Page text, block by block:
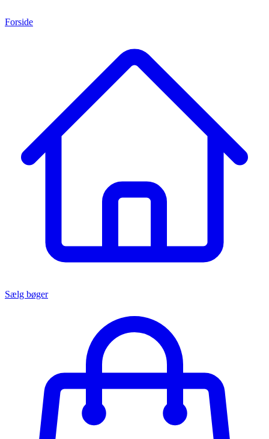
Forside
Sælg bøger